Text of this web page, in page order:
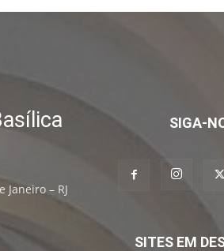
Janeiro – RJ
SIGA-
SITES EM